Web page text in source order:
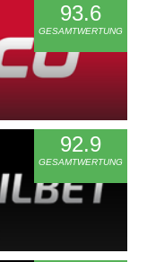
93.6
GESAMTWERTUNG
92.9
GESAMTWERTUNG